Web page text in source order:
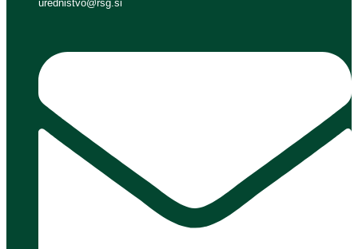
urednistvo@rsg.si